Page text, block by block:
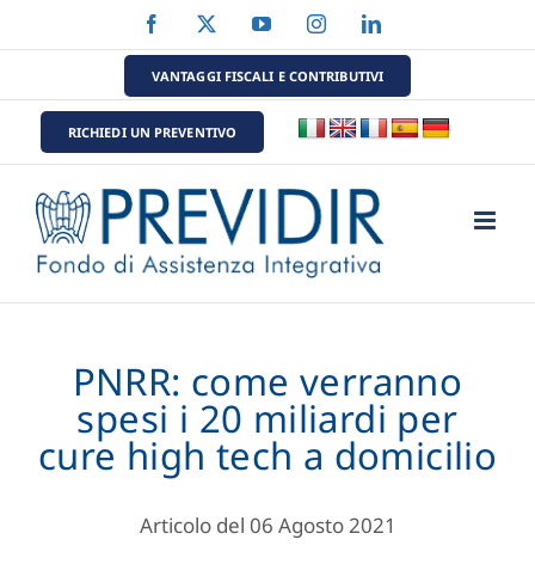
al
Facebook YouTubeInstagramLinkedIn
VANTAGGI FISCALI E CONTRIBUTIVI
RICHIEDI UN PREVENTIVO
PNRR: come verranno
spesi i 20 miliardi per
cure high tech a domicilio
Articolo del 06 Agosto 2021